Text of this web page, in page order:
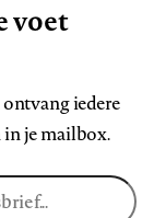
voet
iedere
in je mailbox.